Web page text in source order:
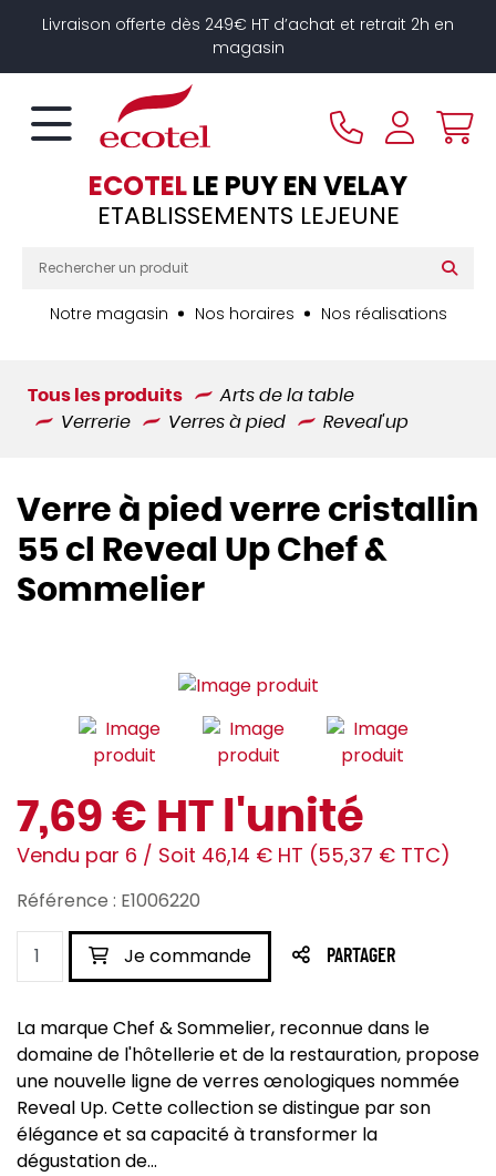
Livraison offerte dès 249€ HT d’achat et retrait 2h en
magasin
ECOTELLE PUY EN VELAY
ETABLISSEMENTS LEJEUNE
Notre magasin Nos horaires Nos réalisations
Tous les produits
Arts de la table
Verrerie
Verres à pied Reveal'up
Verre à pied verre cristallin
55 cl Reveal Up Chef &
Sommelier
7,69 € HT l'unité
Vendu par 6 / Soit 46,14 € HT (55,37 € TTC)
Référence : E1006220
Je commande PARTAGER
La marque Chef & Sommelier, reconnue dans le
domaine de l'hôtellerie et de la restauration, propose
une nouvelle ligne de verres œnologiques nommée
Reveal Up. Cette collection se distingue par son
élégance et sa capacité à transformer la
dégustation de...
Panneau de gestion des cookies